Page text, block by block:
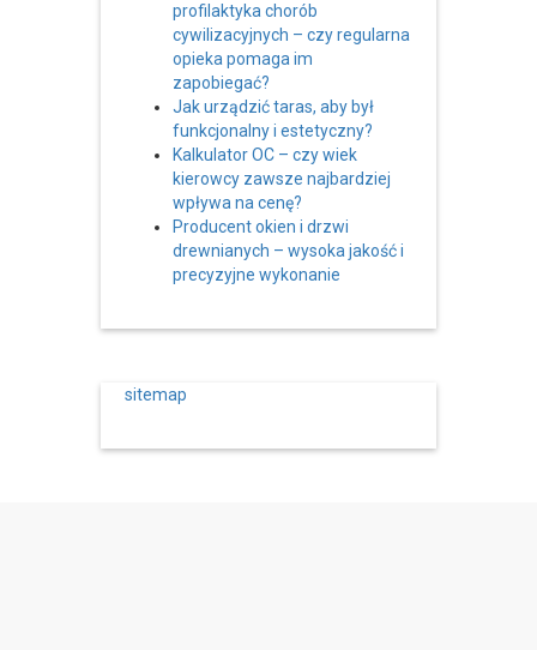
profilaktyka chorób
cywilizacyjnych – czy regularna
opieka pomaga im
zapobiegać?
Jak urządzić taras, aby był
funkcjonalny i estetyczny?
Kalkulator OC – czy wiek
kierowcy zawsze najbardziej
wpływa na cenę?
Producent okien i drzwi
drewnianych – wysoka jakość i
precyzyjne wykonanie
sitemap